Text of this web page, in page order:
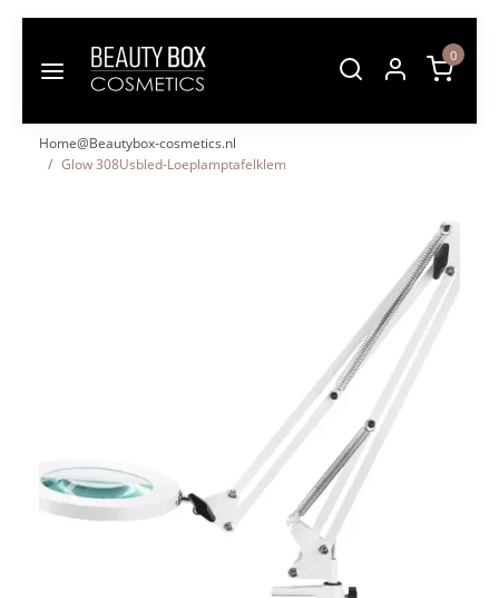
0
Home@Beautybox-cosmetics.nl
Glow 308Usbled-Loeplamptafelklem
Vorige